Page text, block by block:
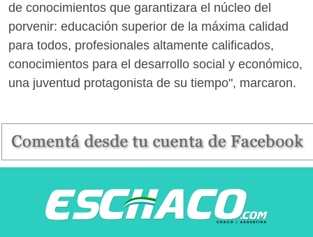
de conocimientos que garantizara el núcleo del
porvenir: educación superior de la máxima calidad
para todos, profesionales altamente calificados,
conocimientos para el desarrollo social y económico,
una juventud protagonista de su tiempo", marcaron.